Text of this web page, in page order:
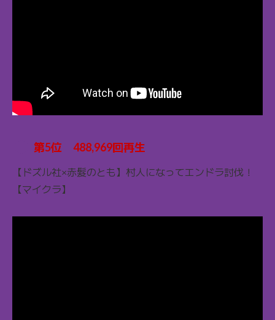
第5位 488,969回再生
【ドズル社×赤髮のとも】村人になってエンドラ討伐！
【マイクラ】